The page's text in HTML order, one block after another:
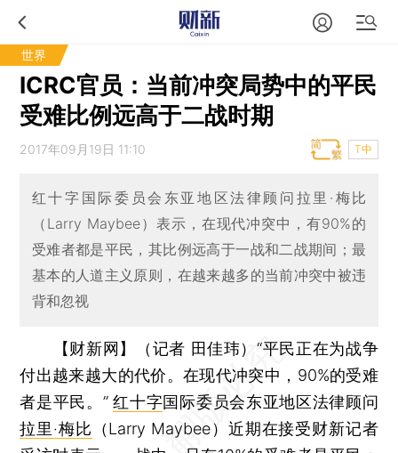
世界
ICRC官员：当前冲突局势中的平民
受难比例远高于二战时期
2017年09月19日 11:10 T中
红十字国际委员会东亚地区法律顾问拉里·梅比
（Larry Maybee）表示，在现代冲突中，有90%的
受难者都是平民，其比例远高于一战和二战期间；最
基本的人道主义原则，在越来越多的当前冲突中被违
背和忽视
【财新网】（记者 田佳玮）“平民正在为战争
付出越来越大的代价。在现代冲突中，90%的受难
者是平民。”红十字国际委员会东亚地区法律顾问
拉里‧梅比 （Larry Maybee）近期在接受财新记者